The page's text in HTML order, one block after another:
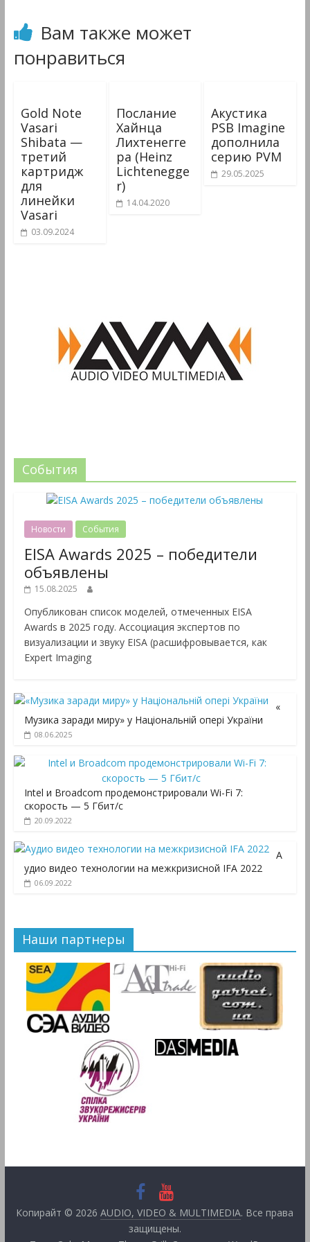
Вам также может
понравиться
Gold Note
Vasari
Shibata —
третий
картридж
для
линейки
Vasari
03.09.2024
Послание
Хайнца
Лихтенегге
ра (Heinz
Lichtenegge
r)
14.04.2020
Акустика
PSB Imagine
дополнила
серию PVM
29.05.2025
События
Новости События
EISA Awards 2025 – победители
объявлены
15.08.2025
Опубликован список моделей, отмеченных EISA
Awards в 2025 году. Ассоциация экспертов по
визуализации и звуку EISA (расшифровывается, как
Expert Imaging
«
Музика заради миру» у Національній опері України
08.06.2025
Intel и Broadcom продемонстрировали Wi-Fi 7:
скорость — 5 Гбит/с
20.09.2022
А
удио видео технологии на межкризисной IFA 2022
06.09.2022
Наши партнеры
Копирайт © 2026AUDIO, VIDEO & MULTIMEDIA. Все права
защищены.